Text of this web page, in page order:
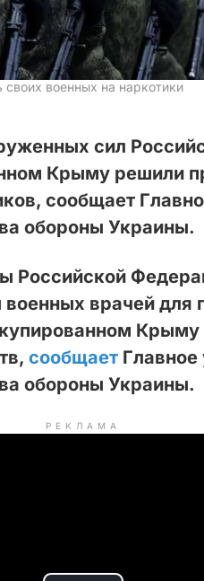
военных на наркотики
сил
Крыму решили
сообщает
обороны Украины.
Российской
врачей для
Крыму
сообщает Главное
обороны Украины.
РЕКЛАМА